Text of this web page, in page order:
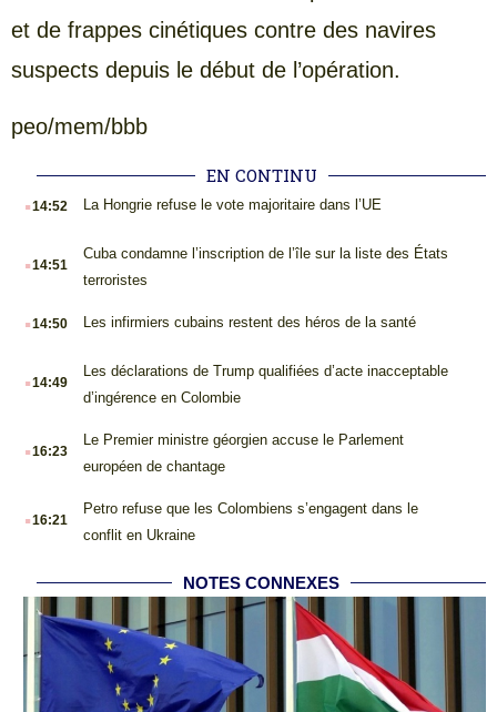
et de frappes cinétiques contre des navires
suspects depuis le début de l’opération.
peo/mem/bbb
EN CONTINU
.14:52 La Hongrie refuse le vote majoritaire dans l’UE
.14:51
Cuba condamne l’inscription de l’île sur la liste des États
terroristes
.14:50 Les infirmiers cubains restent des héros de la santé
.14:49
Les déclarations de Trump qualifiées d’acte inacceptable
d’ingérence en Colombie
.16:23
Le Premier ministre géorgien accuse le Parlement
européen de chantage
.16:21
Petro refuse que les Colombiens s’engagent dans le
conflit en Ukraine
NOTES CONNEXES